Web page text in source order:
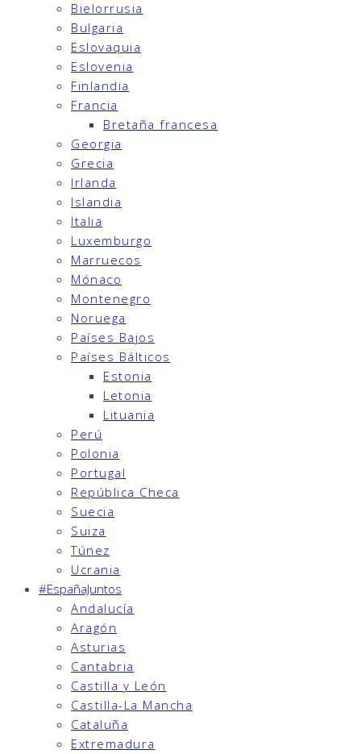
Bielorrusia
Bulgaria
Eslovaquia
Eslovenia
Finlandia
Francia
Bretaña francesa
Georgia
Grecia
Irlanda
Islandia
Italia
Luxemburgo
Marruecos
Mónaco
Montenegro
Noruega
Países Bajos
Países Bálticos
Estonia
Letonia
Lituania
Perú
Polonia
Portugal
República Checa
Suecia
Suiza
Túnez
Ucrania
#EspañaJuntos
Andalucía
Aragón
Asturias
Cantabria
Castilla y León
Castilla-La Mancha
Cataluña
Extremadura